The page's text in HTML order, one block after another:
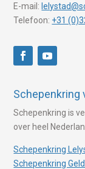
E-mail:
Telefoon: +31
Schepenkring
Schepenkring is
over heel
Schepenkring
Schepenkring